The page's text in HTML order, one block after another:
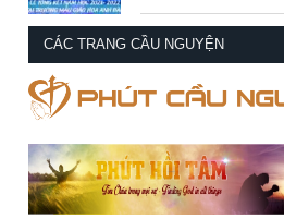
CÁC TRANG CẦU NGUYỆN